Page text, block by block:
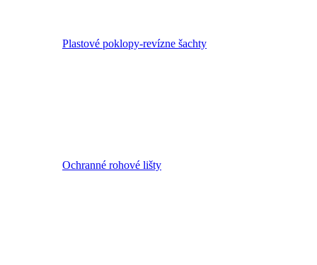
Plastové poklopy-revízne šachty
Ochranné rohové lišty